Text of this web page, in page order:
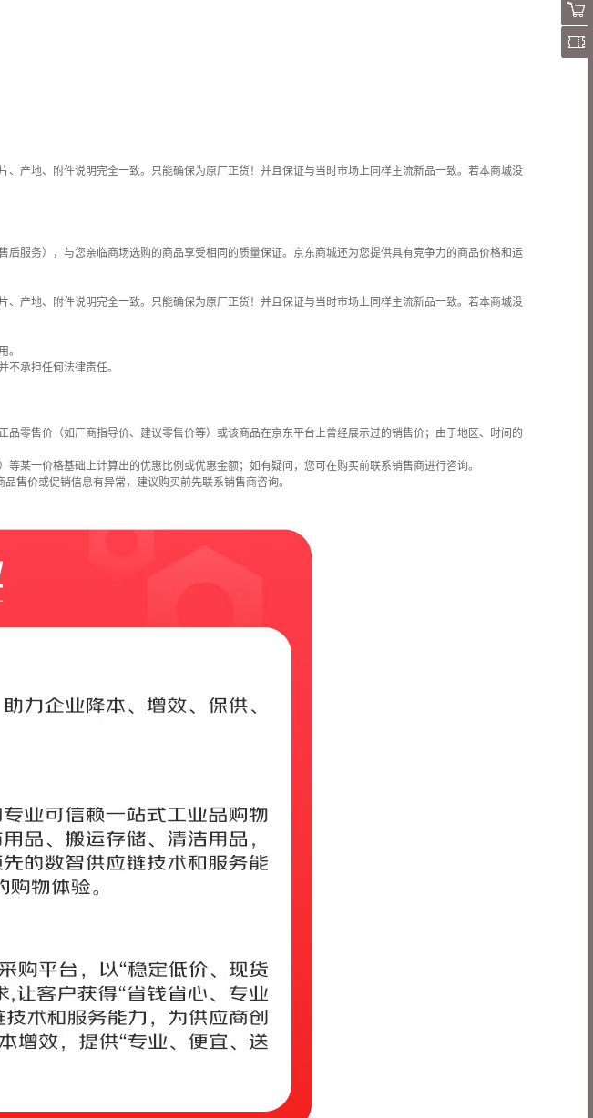
产地、附件说明完全一致。只能确保为原厂正货！并且保证与当时市场上同样主流新品一致。若本商城没
服务），与您亲临商场选购的商品享受相同的质量保证。京东商城还为您提供具有竞争力的商品价格和运
产地、附件说明完全一致。只能确保为原厂正货！并且保证与当时市场上同样主流新品一致。若本商城没
。
承担任何法律责任。
零售价（如厂商指导价、建议零售价等）或该商品在京东平台上曾经展示过的销售价；由于地区、时间的
某一价格基础上计算出的优惠比例或优惠金额；如有疑问，您可在购买前联系销售商进行咨询。
售价或促销信息有异常，建议购买前先联系销售商咨询。